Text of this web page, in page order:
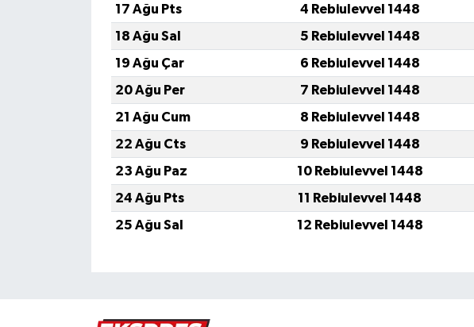
17 Ağu Pts
4 Rebiulevvel 1448
18 Ağu Sal
5 Rebiulevvel 1448
19 Ağu Çar
6 Rebiulevvel 1448
20 Ağu Per
7 Rebiulevvel 1448
21 Ağu Cum
8 Rebiulevvel 1448
22 Ağu Cts
9 Rebiulevvel 1448
23 Ağu Paz
10 Rebiulevvel 1448
24 Ağu Pts
11 Rebiulevvel 1448
25 Ağu Sal
12 Rebiulevvel 1448